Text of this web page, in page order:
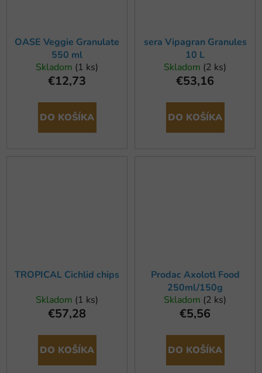
OASE Veggie Granulate
550 ml
Skladom (1 ks)
€12,73
DO KOŠÍKA
sera Vipagran Granules
10 L
Skladom (2 ks)
€53,16
DO KOŠÍKA
TROPICAL Cichlid chips
Skladom (1 ks)
€57,28
DO KOŠÍKA
Prodac Axolotl Food
250ml/150g
Skladom (2 ks)
€5,56
DO KOŠÍKA